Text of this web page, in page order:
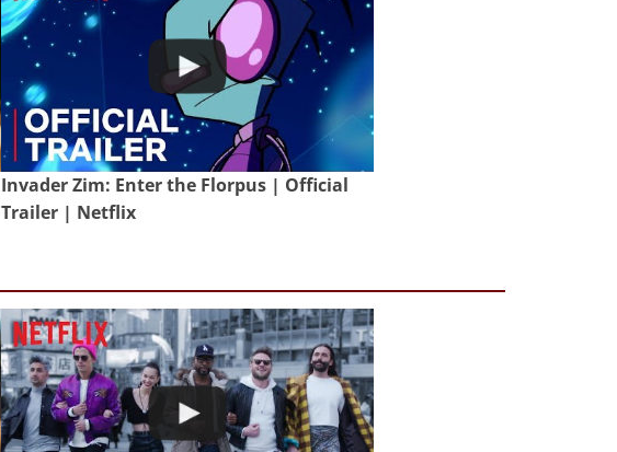
Invader Zim: Enter the Florpus | Official
Trailer | Netflix